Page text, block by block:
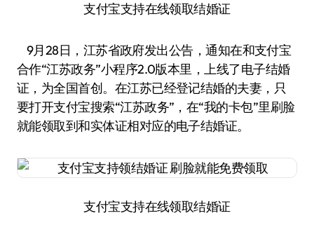
支付宝支持在线领取结婚证
9月28日，江苏省政府发出公告，通知在和支付宝
合作“江苏政务”小程序2.0版本里，上线了电子结婚
证，为全国首创。在江苏已经登记结婚的夫妻，只
要打开支付宝搜索“江苏政务”，在“我的卡包”里刷脸
就能领取到和实体证相对应的电子结婚证。
支付宝支持在线领取结婚证